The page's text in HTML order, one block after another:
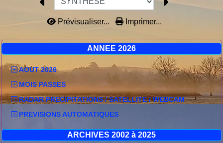
ANNEE 2026
AOUT 2026
MOIS PASSES
RADAR PRECIPITATIONS / SATELLITE / WEBCAM
PREVISIONS AUTOMATIQUES
ARCHIVES 2002 à 2025
Prévisualiser... Imprimer...